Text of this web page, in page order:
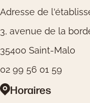
Adresse de
3, avenue de la
35400 Saint-Malo
02 99 56 01 59
Horaires